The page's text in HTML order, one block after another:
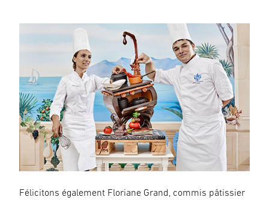
Félicitons également Floriane Grand, commis pâtissier